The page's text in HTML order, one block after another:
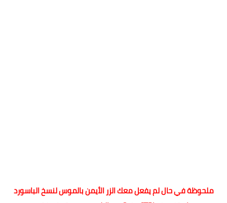
ملحوظة في حال لم يفعل معك الزر الأيمن بالموس لنسخ الباسورد